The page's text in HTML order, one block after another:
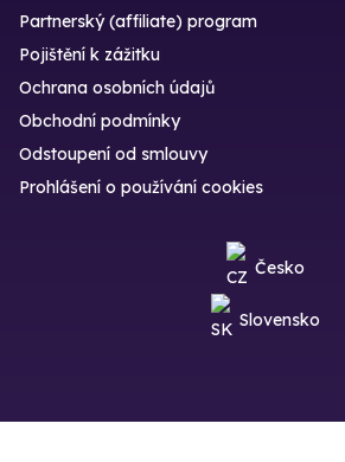
Partnerský (affiliate) program
Pojištění k zážitku
Ochrana osobních údajů
Obchodní podmínky
Odstoupení od smlouvy
Prohlášení o používání cookies
Česko
Slovensko